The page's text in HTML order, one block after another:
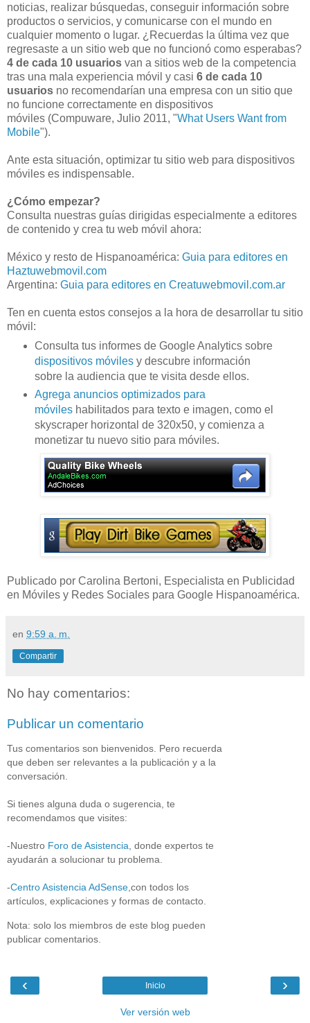
noticias, realizar búsquedas, conseguir información sobre
productos o servicios, y comunicarse con el mundo en
cualquier momento o lugar. ¿Recuerdas la última vez que
regresaste a un sitio web que no funcionó como esperabas?
4 de cada 10 usuarios van a sitios web de la competencia
tras una mala experiencia móvil y casi 6 de cada 10
usuarios no recomendarían una empresa con un sitio que
no funcione correctamente en dispositivos
móviles (Compuware, Julio 2011, "What Users Want from
Mobile").
Ante esta situación, optimizar tu sitio web para dispositivos
móviles es indispensable.
¿Cómo empezar?
Consulta nuestras guías dirigidas especialmente a editores
de contenido y crea tu web móvil ahora:
México y resto de Hispanoamérica: Guia para editores en
Haztuwebmovil.com
Argentina: Guia para editores en Creatuwebmovil.com.ar
Ten en cuenta estos consejos a la hora de desarrollar tu sitio
móvil:
Consulta tus informes de Google Analytics sobre
dispositivos móvilesy descubre información
sobre la audiencia que te visita desde ellos.
Agrega anuncios optimizados para
móvileshabilitados para texto e imagen, como el
skyscraper horizontal de 320x50, y comienza a
monetizar tu nuevo sitio para móviles.
Publicado por Carolina Bertoni, Especialista en Publicidad
en Móviles y Redes Sociales para Google Hispanoamérica.
en 9:59 a. m.
Compartir
No hay comentarios:
Publicar un comentario
Tus comentarios son bienvenidos. Pero recuerda
que deben ser relevantes a la publicación y a la
conversación.
Si tienes alguna duda o sugerencia, te
recomendamos que visites:
-Nuestro Foro de Asistencia, donde expertos te
ayudarán a solucionar tu problema.
-Centro Asistencia AdSense,con todos los
artículos, explicaciones y formas de contacto.
Nota: solo los miembros de este blog pueden
publicar comentarios.
‹ ›
Inicio
Ver versión web